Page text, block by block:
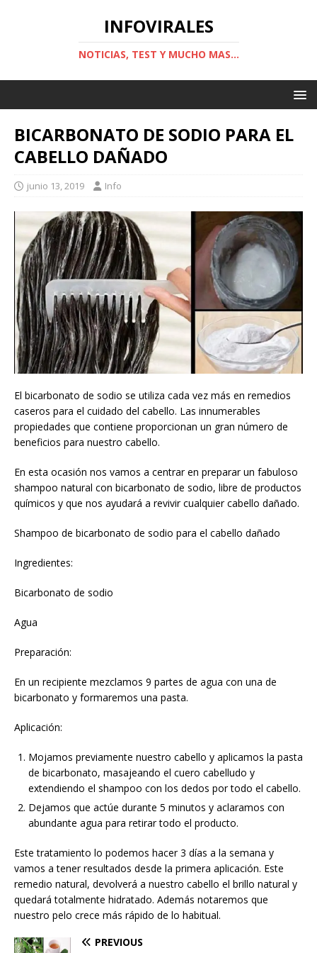
INFOVIRALES
NOTICIAS, TEST Y MUCHO MAS...
BICARBONATO DE SODIO PARA EL
CABELLO DAÑADO
junio 13, 2019 Info
El bicarbonato de sodio se utiliza cada vez más en remedios
caseros para el cuidado del cabello. Las innumerables
propiedades que contiene proporcionan un gran número de
beneficios para nuestro cabello.
En esta ocasión nos vamos a centrar en preparar un fabuloso
shampoo natural con bicarbonato de sodio, libre de productos
químicos y que nos ayudará a revivir cualquier cabello dañado.
Shampoo de bicarbonato de sodio para el cabello dañado
Ingredientes:
Bicarbonato de sodio
Agua
Preparación:
En un recipiente mezclamos 9 partes de agua con una de
bicarbonato y formaremos una pasta.
Aplicación:
Mojamos previamente nuestro cabello y aplicamos la pasta
de bicarbonato, masajeando el cuero cabelludo y
extendiendo el shampoo con los dedos por todo el cabello.
Dejamos que actúe durante 5 minutos y aclaramos con
abundante agua para retirar todo el producto.
Este tratamiento lo podemos hacer 3 días a la semana y
vamos a tener resultados desde la primera aplicación. Este
remedio natural, devolverá a nuestro cabello el brillo natural y
quedará totalmente hidratado. Además notaremos que
nuestro pelo crece más rápido de lo habitual.
PREVIOUS